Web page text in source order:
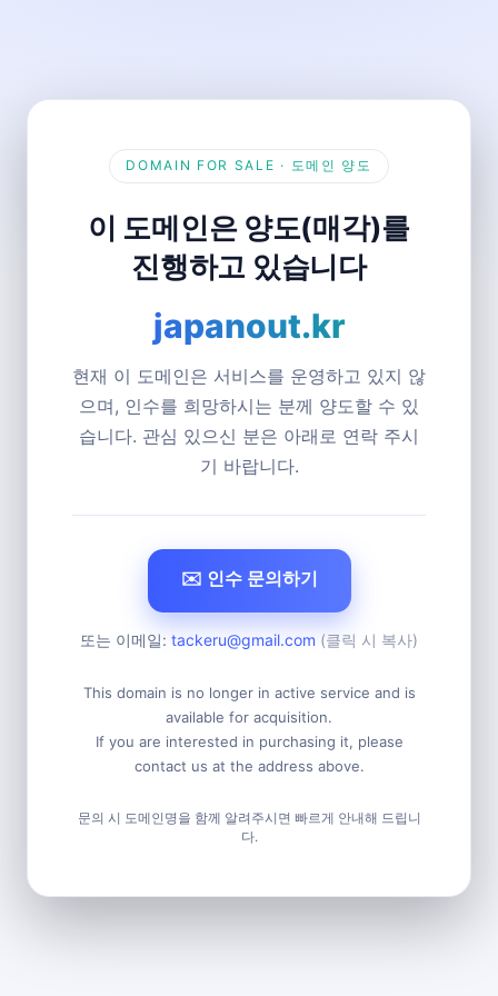
DOMAIN FOR SALE · 도메인 양도
이 도메인은 양도(매각)를
진행하고 있습니다
japanout.kr
현재 이 도메인은 서비스를 운영하고 있지 않
으며, 인수를 희망하시는 분께 양도할 수 있
습니다. 관심 있으신 분은 아래로 연락 주시
기 바랍니다.
✉️ 인수 문의하기
또는 이메일: tackeru@gmail.com (클릭 시 복사)
This domain is no longer in active service and is
available for acquisition.
If you are interested in purchasing it, please
contact us at the address above.
문의 시 도메인명을 함께 알려주시면 빠르게 안내해 드립니
다.